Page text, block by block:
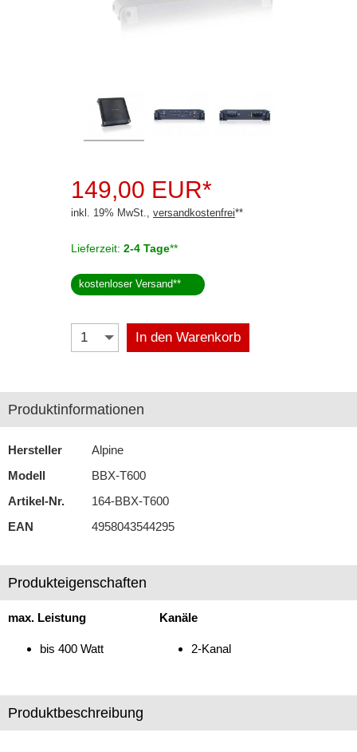
JL Audio
Musway
Rockford Fosgate
Zubehör
149,00 EUR*
inkl. 19% MwSt., versandkostenfrei**
Lieferzeit: 2-4 Tage**
kostenloser Versand**
In den Warenkorb
Produktinformationen
Hersteller
Alpine
Modell
BBX-T600
Artikel-Nr.
164-BBX-T600
EAN
4958043544295
Produkteigenschaften
max. Leistung
bis 400 Watt
Kanäle
2-Kanal
Produktbeschreibung